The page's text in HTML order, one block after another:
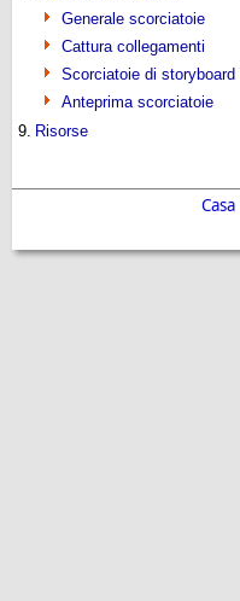
Generale scorciatoie
Cattura collegamenti
Scorciatoie di storyboard
Anteprima scorciatoie
9. Risorse
Casa